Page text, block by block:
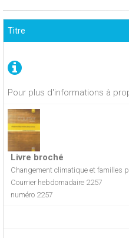
Pour plus d'informations à
Titre
Livre broché
Changement climatique et familles
Courrier hebdomadaire 2257
numéro 2257